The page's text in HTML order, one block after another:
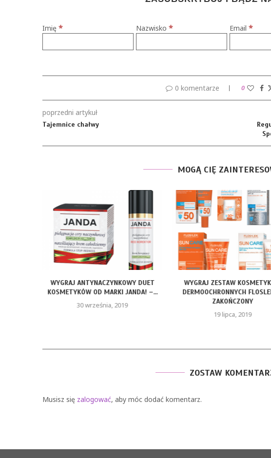
Imię * Nazwisko* Email*
0 komentarze 0
poprzedni artykuł
Tajemnice chałwy
MOGĄ CIĘ
WYGRAJ ANTYNACZYNKOWY DUET
KOSMETYKÓW OD MARKI JANDA! –...
30 września, 2019
WYGRAJ ZESTAW
DERMOOCHRONNYCH
ZAKOŃCZONY
19 lipca, 2019
ZOSTAW
Musisz się zalogować, aby móc dodać komentarz.